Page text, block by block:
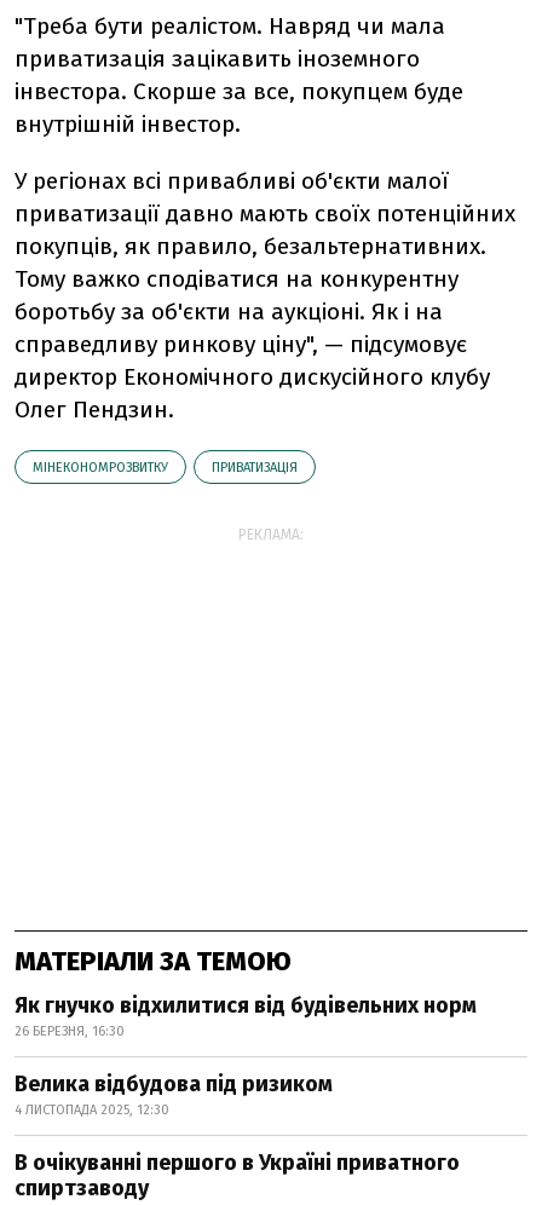
"Треба бути реалістом. Навряд чи мала
приватизація зацікавить іноземного
інвестора. Скорше за все, покупцем буде
внутрішній інвестор.
У регіонах всі привабливі об'єкти малої
приватизації давно мають своїх потенційних
покупців, як правило, безальтернативних.
Тому важко сподіватися на конкурентну
боротьбу за об'єкти на аукціоні. Як і на
справедливу ринкову ціну", — підсумовує
директор Економічного дискусійного клубу
Олег Пендзин.
МІНЕКОНОМРОЗВИТКУ ПРИВАТИЗАЦІЯ
РЕКЛАМА:
МАТЕРІАЛИ ЗА ТЕМОЮ
Як гнучко відхилитися від будівельних норм
26 БЕРЕЗНЯ, 16:30
Велика відбудова під ризиком
4 ЛИСТОПАДА 2025, 12:30
В очікуванні першого в Україні приватного
спиртзаводу